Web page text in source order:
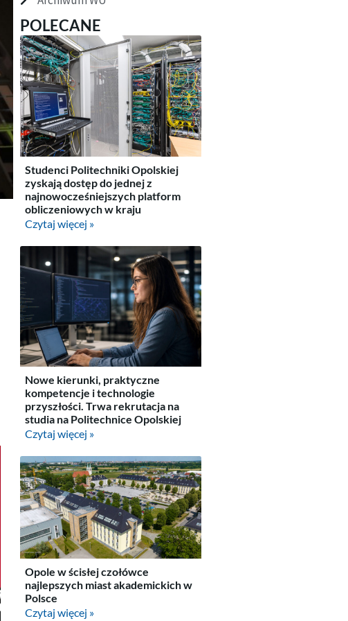
POLECANE
Studenci Politechniki Opolskiej
zyskają dostęp do jednej z
najnowocześniejszych platform
obliczeniowych w kraju
Czytaj więcej »
Nowe kierunki, praktyczne
kompetencje i technologie
przyszłości. Trwa rekrutacja na
studia na Politechnice Opolskiej
Czytaj więcej »
Opole w ścisłej czołówce
najlepszych miast akademickich w
Polsce
Czytaj więcej »